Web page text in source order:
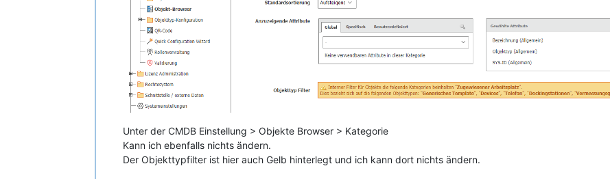
Unter der CMDB Einstellung > Objekte Browser > Kategorie
Kann ich ebenfalls nichts ändern.
Der Objekttypfilter ist hier auch Gelb hinterlegt und ich kann dort nichts ändern.